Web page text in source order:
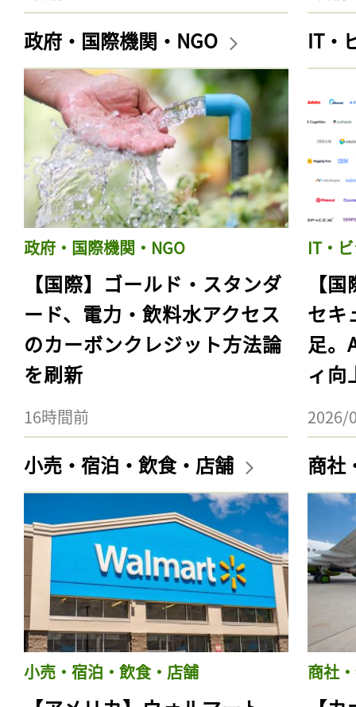
政府・国際機関・NGO
政府・国際機関・NGO
【国際】ゴールド・スタンダ
ード、電力・飲料水アクセス
のカーボンクレジット方法論
を刷新
16時間前
IT・
IT・
【
セキ
足。
ィ向
2026/
小売・宿泊・飲食・店舗
小売・宿泊・飲食・店舗
商社
商社